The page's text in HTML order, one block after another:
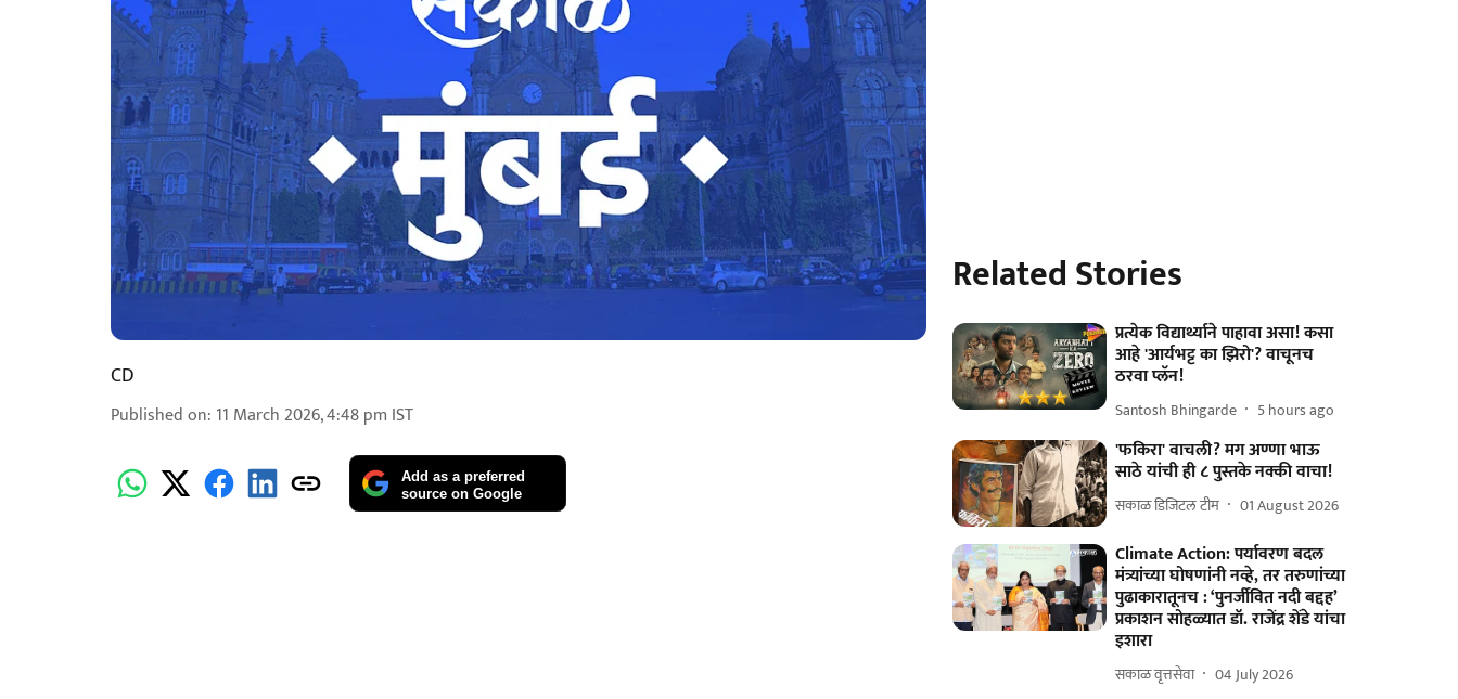
CD
Published on: 11 March 2026, 4:48 pm IST
Add as a preferred
source on Google
Related Stories
प्रत्येक विद्यार्थ्याने पाहावा असा! कसा
आहे 'आर्यभट्ट का झिरो'? वाचूनच
ठरवा प्लॅन!
Santosh Bhingarde 5 hours ago
'फकिरा' वाचली? मग अण्णा भाऊ
साठे यांची ही ८ पुस्तके नक्की वाचा!
सकाळ डिजिटल टीम 01 August 2026
Climate Action: पर्यावरण बदल
मंत्र्यांच्या घोषणांनी नव्हे, तर तरुणांच्या
पुढाकारातूनच : ‘पुनर्जीवित नदी बद्दह’
प्रकाशन सोहळ्यात डॉ. राजेंद्र शेंडे यांचा
इशारा
सकाळ वृत्तसेवा 04 July 2026